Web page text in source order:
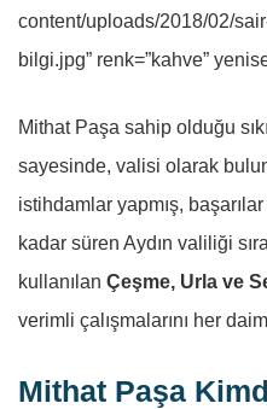
content/uploads/2018/02/
bilgi.jpg” renk=”kahve”
Mithat Paşa sahip olduğu
sayesinde, valisi olarak
istihdamlar yapmış,
kadar süren Aydın valiliği
kullanılan Çeşme, Urla ve
verimli çalışmalarını her
Mithat Paşa